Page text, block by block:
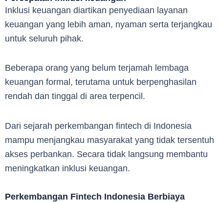
Inklusi keuangan diartikan penyediaan layanan
keuangan yang lebih aman, nyaman serta terjangkau
untuk seluruh pihak.
Beberapa orang yang belum terjamah lembaga
keuangan formal, terutama untuk berpenghasilan
rendah dan tinggal di area terpencil.
Dari sejarah perkembangan fintech di Indonesia
mampu menjangkau masyarakat yang tidak tersentuh
akses perbankan. Secara tidak langsung membantu
meningkatkan inklusi keuangan.
Perkembangan Fintech Indonesia Berbiaya